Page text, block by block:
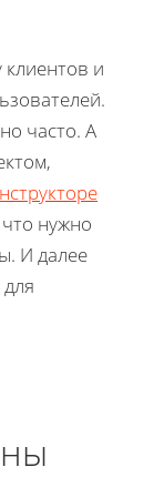
клиентов и
часто. А
что нужно
И далее